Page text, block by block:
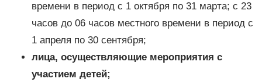
времени в период с 1 октября по 31 марта; с 23
часов до 06 часов местного времени в период с
1 апреля по 30 сентября;
лица, осуществляющие мероприятия с
участием детей;